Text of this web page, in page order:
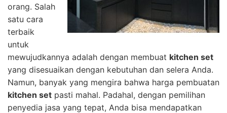
orang. Salah
satu cara
terbaik
untuk
mewujudkannya adalah dengan membuat kitchen set
yang disesuaikan dengan kebutuhan dan selera Anda.
Namun, banyak yang mengira bahwa harga pembuatan
kitchen set pasti mahal. Padahal, dengan pemilihan
penyedia jasa yang tepat, Anda bisa mendapatkan